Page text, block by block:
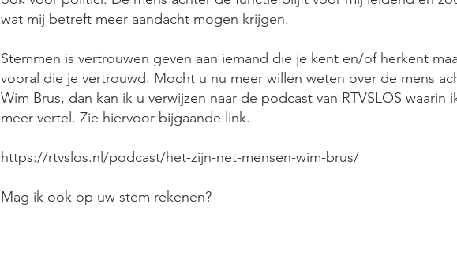
wat mij betreft meer aandacht mogen krijgen.
Stemmen is vertrouwen geven aan iemand die je kent en/of herkent
vooral die je vertrouwd. Mocht u nu meer willen weten over de mens
Wim Brus, dan kan ik u verwijzen naar de podcast van RTVSLOS waarin
meer vertel. Zie hiervoor bijgaande link.
https://rtvslos.nl/podcast/het-zijn-net-mensen-wim-brus/
Mag ik ook op uw stem rekenen?